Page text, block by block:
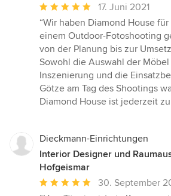
Durchschnittliche
Bewertung:
5
von
5
Sternen
17. Juni 2021
“Wir haben Diamond House
einem Outdoor-Fotoshooting
von der Planung bis zur
Sowohl die Auswahl der
Inszenierung und die
Götze am Tag des Shootings
Diamond House ist jederzeit
Dieckmann-Einrichtungen
Interior Designer und
Hofgeismar
Durchschnittliche30. September